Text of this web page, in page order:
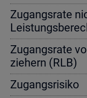
Zu­gangs­ra­te
Zu­gangs­ra­te
zie­hern (RLB)
Zu­gangs­ri­si­ko